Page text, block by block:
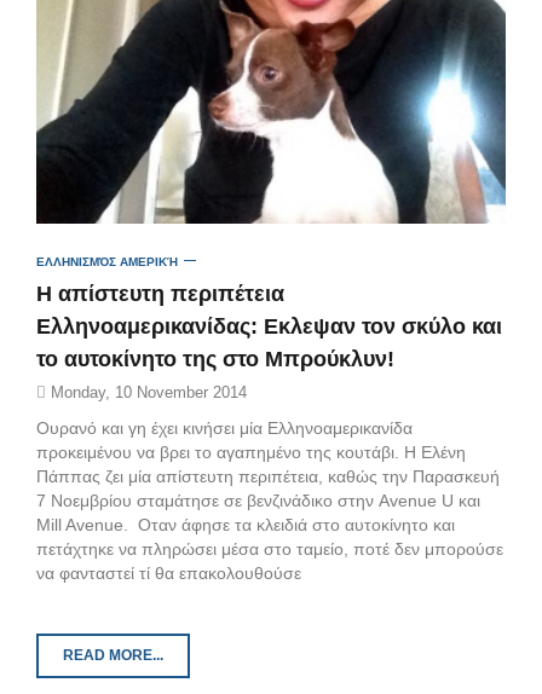
ΕΛΛΗΝΙΣΜΌΣ ΑΜΕΡΙΚΉ
Η απίστευτη περιπέτεια
Ελληνοαμερικανίδας: Εκλεψαν τον σκύλο και
το αυτοκίνητο της στο Μπρούκλυν!
Monday, 10 November 2014
Ουρανό και γη έχει κινήσει μία Ελληνοαμερικανίδα
προκειμένου να βρει το αγαπημένο της κουτάβι. Η Ελένη
Πάππας ζει μία απίστευτη περιπέτεια, καθώς την Παρασκευή
7 Νοεμβρίου σταμάτησε σε βενζινάδικο στην Avenue U και
Mill Avenue. Οταν άφησε τα κλειδιά στο αυτοκίνητο και
πετάχτηκε να πληρώσει μέσα στο ταμείο, ποτέ δεν μπορούσε
να φανταστεί τί θα επακολουθούσε
READ MORE...